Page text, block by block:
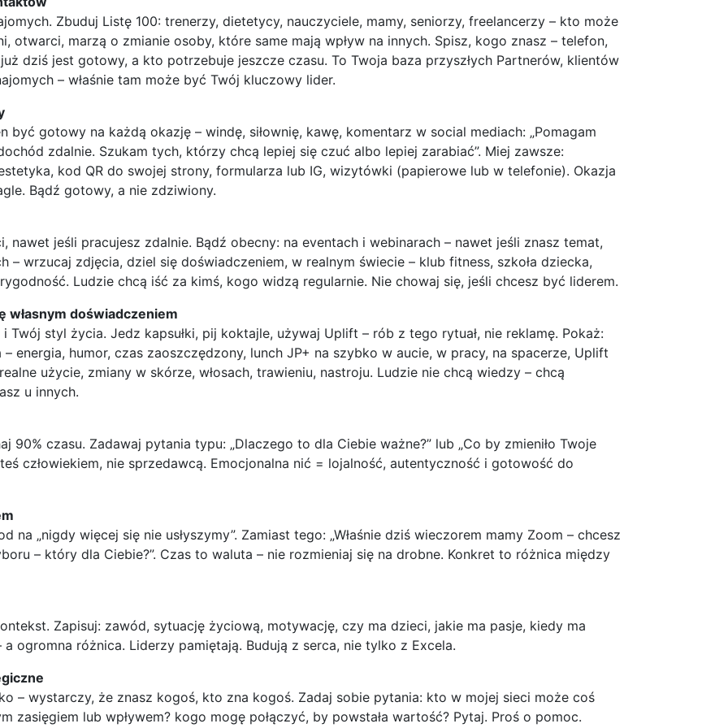
Zbuduj Listę 100: trenerzy, dietetycy, nauczyciele, mamy, seniorzy, freelancerzy – kto może
otwarci, marzą o zmianie osoby, które same mają wpływ na innych. Spisz, kogo znasz – telefon,
dziś jest gotowy, a kto potrzebuje jeszcze czasu. To Twoja baza przyszłych Partnerów, klientów
– właśnie tam może być Twój kluczowy lider.
gotowy na każdą okazję – windę, siłownię, kawę, komentarz w social mediach: „Pomagam
zdalnie. Szukam tych, którzy chcą lepiej się czuć albo lepiej zarabiać”. Miej zawsze:
kod QR do swojej strony, formularza lub IG, wizytówki (papierowe lub w telefonie). Okazja
Bądź gotowy, a nie zdziwiony.
nawet jeśli pracujesz zdalnie. Bądź obecny: na eventach i webinarach – nawet jeśli znasz temat,
– wrzucaj zdjęcia, dziel się doświadczeniem, w realnym świecie – klub fitness, szkoła dziecka,
Ludzie chcą iść za kimś, kogo widzą regularnie. Nie chowaj się, jeśli chcesz być liderem.
własnym doświadczeniem
Twój styl życia. Jedz kapsułki, pij koktajle, używaj Uplift – rób z tego rytuał, nie reklamę. Pokaż:
energia, humor, czas zaoszczędzony, lunch JP+ na szybko w aucie, w pracy, na spacerze, Uplift
użycie, zmiany w skórze, włosach, trawieniu, nastroju. Ludzie nie chcą wiedzy – chcą
u innych.
90% czasu. Zadawaj pytania typu: „Dlaczego to dla Ciebie ważne?” lub „Co by zmieniło Twoje
człowiekiem, nie sprzedawcą. Emocjonalna nić = lojalność, autentyczność i gotowość do
na „nigdy więcej się nie usłyszymy”. Zamiast tego: „Właśnie dziś wieczorem mamy Zoom – chcesz
– który dla Ciebie?”. Czas to waluta – nie rozmieniaj się na drobne. Konkret to różnica między
Zapisuj: zawód, sytuację życiową, motywację, czy ma dzieci, jakie ma pasje, kiedy ma
a ogromna różnica. Liderzy pamiętają. Budują z serca, nie tylko z Excela.
– wystarczy, że znasz kogoś, kto zna kogoś. Zadaj sobie pytania: kto w mojej sieci może coś
zasięgiem lub wpływem? kogo mogę połączyć, by powstała wartość? Pytaj. Proś o pomoc.